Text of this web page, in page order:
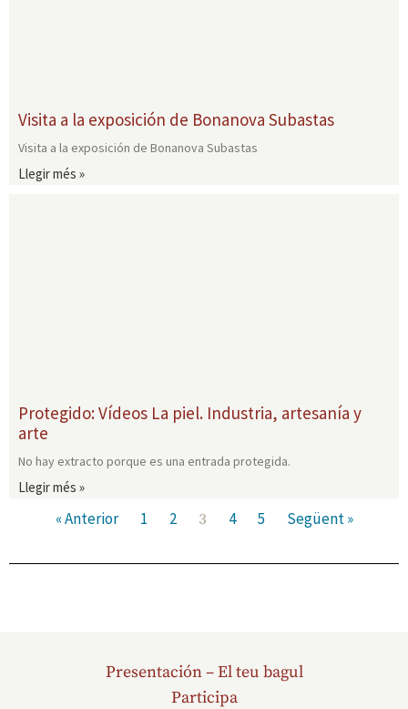
Visita a la exposición de Bonanova Subastas
Visita a la exposición de Bonanova Subastas
Llegir més »
Protegido: Vídeos La piel. Industria, artesanía y
arte
No hay extracto porque es una entrada protegida.
Llegir més »
« Anterior 1 2 3 4 5 Següent »
Presentación – El teu bagul
Participa